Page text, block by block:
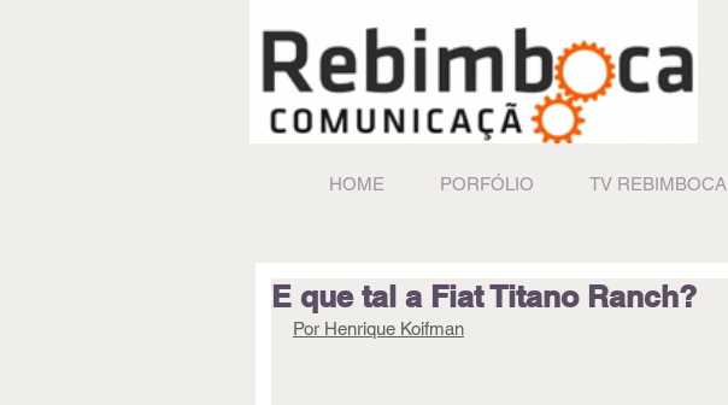
HOME PORFÓLIO TV REBIMBOCA
E que tal a Fiat Titano Ranch?
Por Henrique Koifman